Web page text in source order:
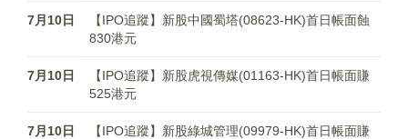
7月10日
【IPO追蹤】新股中國蜀塔(08623-HK)首日帳面蝕
830港元
7月10日
【IPO追蹤】新股虎視傳媒(01163-HK)首日帳面賺
525港元
7月10日
【IPO追蹤】新股綠城管理(09979-HK)首日帳面賺